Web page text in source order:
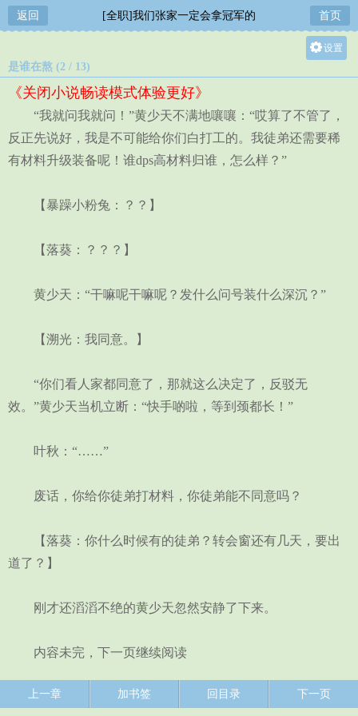
返回 [全职]我们张家一定会拿冠军的 首页
设置
中
小
是谁在熬 (2 / 13)
《关闭小说畅读模式体验更好》
“我就问我就问！”黄少天不满地嚷嚷：“哎算了不管了，
反正先说好，我是不可能给你们白打工的。我徒弟还需要稀
有材料升级装备呢！谁dps高材料归谁，怎么样？”
【暴躁小粉兔：？？】
【落葵：？？？】
黄少天：“干嘛呢干嘛呢？发什么问号装什么深沉？”
【溯光：我同意。】
“你们看人家都同意了，那就这么决定了，反驳无
效。”黄少天当机立断：“快手啲啦，等到颈都长！”
叶秋：“……”
废话，你给你徒弟打材料，你徒弟能不同意吗？
【落葵：你什么时候有的徒弟？转会窗还有几天，要出
道了？】
刚才还滔滔不绝的黄少天忽然安静了下来。
内容未完，下一页继续阅读
上一章 加书签 回目录 下一页